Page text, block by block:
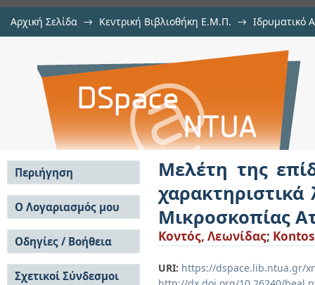
Αρχική Σελίδα → Κεντρική Βιβλιοθήκη Ε.Μ.Π. → Ιδρυματικό
Μελέτη της επίδρασης του
λεπτών υμενίων κολλαγόνου με
Μελέτη της
Μικροσκοπίας
Κοντός, Λεωνίδας;
URI: https://dspace.lib.ntua.gr/
Περιήγηση
Σε όλο το DSpace
Κοινότητες & Συλλογές
Ανά Ημερομηνία
Έκδοσης
Συγγραφείς
Τίτλοι
Ο Λογαριασμός μου
Σύνδεση
Εγγραφή
Οδηγίες / Βοήθεια
Οδηγίες Υποβολής
Οδηγίες Χρήσης ΙΑ
Σχετικοί Σύνδεσμοι